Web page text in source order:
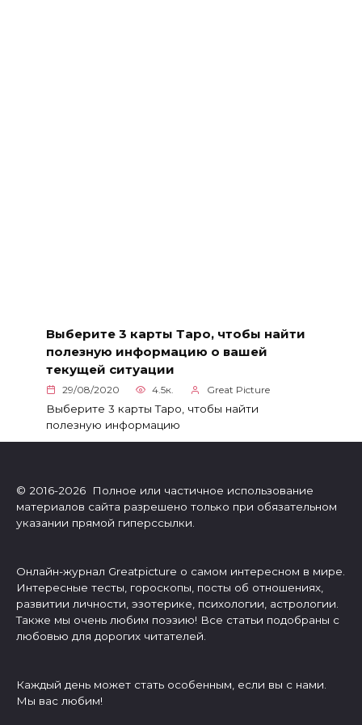
Выберите 3 карты Таро, чтобы найти
полезную информацию о вашей
текущей ситуации
29/08/2020 4.5к. Great Picture
Выберите 3 карты Таро, чтобы найти
полезную информацию
© 2016-2026 Полное или частичное использование
материалов сайта разрешено только при обязательном
указании прямой гиперссылки.
Онлайн-журнал Greatpicture о самом интересном в мире.
Интересные тесты, гороскопы, посты об отношениях,
развитии личности, эзотерике, психологии, астрологии.
Также мы очень любим поэзию! Все статьи подобраны с
любовью для дорогих читателей.
Каждый день может стать особенным, если вы с нами.
Мы вас любим!